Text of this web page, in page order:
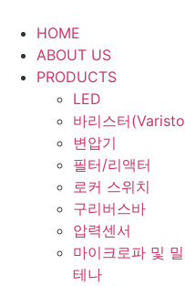
content
HOME
ABOUT US
PRODUCTS
LED
바리스터
변압기
필터/리액터
로커 스위치
구리버스바
압력센서
마이크로파 및
테나